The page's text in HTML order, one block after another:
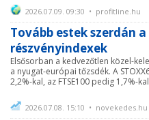
2026.07.09. 09:30 • profitline.hu
Tovább estek szerdán
részvényindexek
Elsősorban a kedvezőtlen közel-
a nyugat-európai tőzsdék. A
2,2%-kal, az FTSE100 pedig 1,7%-
2026.07.08. 15:10 • novekedes.hu